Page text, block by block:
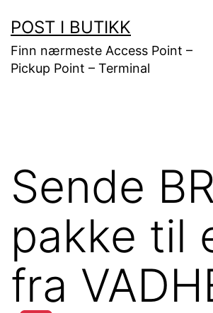
til
innhold
POST I BUTIKK
Finn nærmeste Access Point –
Pickup Point – Terminal
Sende
pakke til
fra